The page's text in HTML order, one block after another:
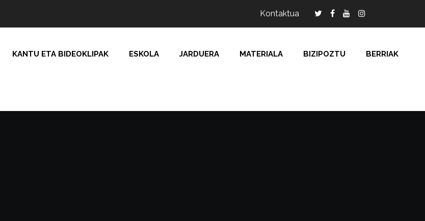
Kontaktua
KANTU ETA BIDEOKLIPAK ESKOLA JARDUERA MATERIALA BIZIPOZTU BERRIAK